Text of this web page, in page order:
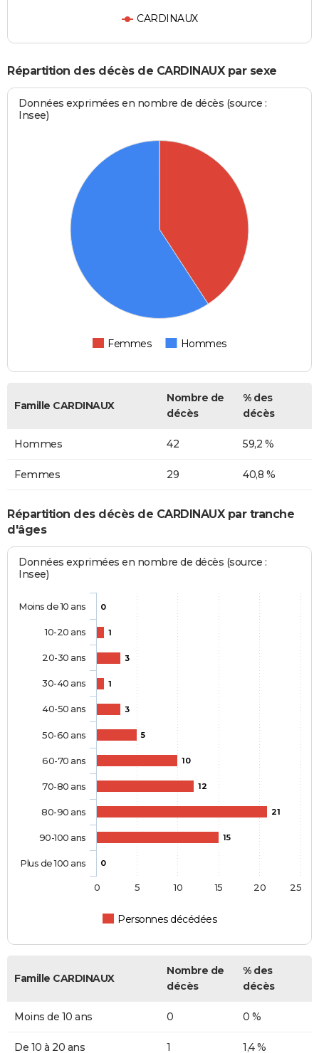
CARDINAUX
Répartition des décès de CARDINAUX par sexe
Données exprimées en nombre de décès (source :
Insee)
Femmes Hommes
Famille CARDINAUX
Nombre de
décès
% des
décès
Hommes 42 59,2 %
Femmes 29 40,8 %
Répartition des décès de CARDINAUX par tranche
d'âges
Données exprimées en nombre de décès (source :
Insee)
0
1
3
1
3
5
10
12
21
15
0
Personnes décédées
Moins de 10 ans
10-20 ans
20-30 ans
30-40 ans
40-50 ans
50-60 ans
60-70 ans
70-80 ans
80-90 ans
90-100 ans
Plus de 100 ans
0 5 10 15 20 25
Famille CARDINAUX
Nombre de
décès
% des
décès
Moins de 10 ans 0 0 %
De 10 à 20 ans 1 1,4 %